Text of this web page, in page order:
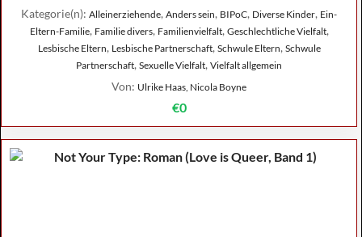
Kategorie(n): Alleinerziehende, Anders sein, BIPoC, Diverse Kinder, Ein-
Eltern-Familie, Familie divers, Familienvielfalt, Geschlechtliche Vielfalt,
Lesbische Eltern, Lesbische Partnerschaft, Schwule Eltern, Schwule
Partnerschaft, Sexuelle Vielfalt, Vielfalt allgemein
Von: Ulrike Haas, Nicola Boyne
€0